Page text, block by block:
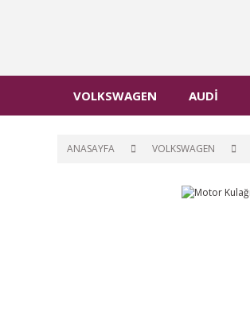
VOLKSWAGEN AUDİ
ANASAYFA VOLKSWAGEN